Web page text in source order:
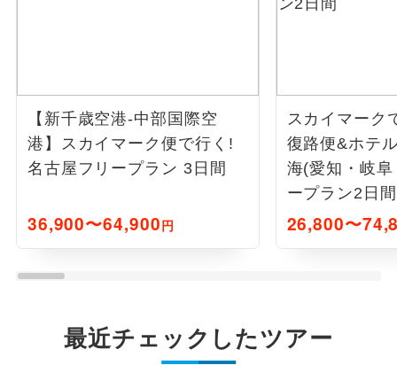
【新千歳空港-中部国際空
港】スカイマーク便で行く!
名古屋フリープラン 3日間
36,900〜64,900円
スカイマーク
復路便&ホテ
海(愛知・岐
ープラン2日間
26,800〜
最近チェックしたツアー